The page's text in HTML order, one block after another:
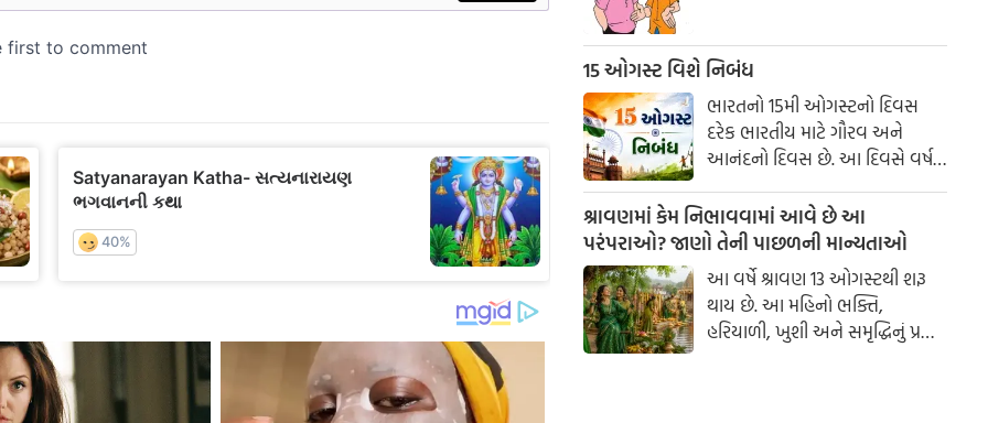
15 ઓગસ્ટ વિશે નિબંધ
ભારતનો 15મી ઓગસ્ટનો દિવસ
દરેક ભારતીય માટે ગૌરવ અને
આનંદનો દિવસ છે. આ દિવસે વર્ષ
1947માં ભારતે લગભગ 200 વર્ષના
બ્રિટિશ શાસનમાંથી આઝાદી મેળવી
હતી. સ્વતંત્રતા દિવસ આપણને દેશ
માટે બલિદાન આપનારા અસંખ્ય
સ્વાતંત્ર્ય સેનાનીઓના ત્યાગ અને
શૌર્યની યાદ અપાવે છે. આ દિવસ
માત્ર ઉજવણીનો જ નહીં, પરંતુ
શ્રાવણમાં કેમ નિભાવવામાં આવે છે આ
પરંપરાઓ? જાણો તેની પાછળની માન્યતાઓ
આ વર્ષે શ્રાવણ 13 ઓગસ્ટથી શરૂ
થાય છે. આ મહિનો ભક્તિ,
હરિયાળી, ખુશી અને સમૃદ્ધિનું પ્રતીક